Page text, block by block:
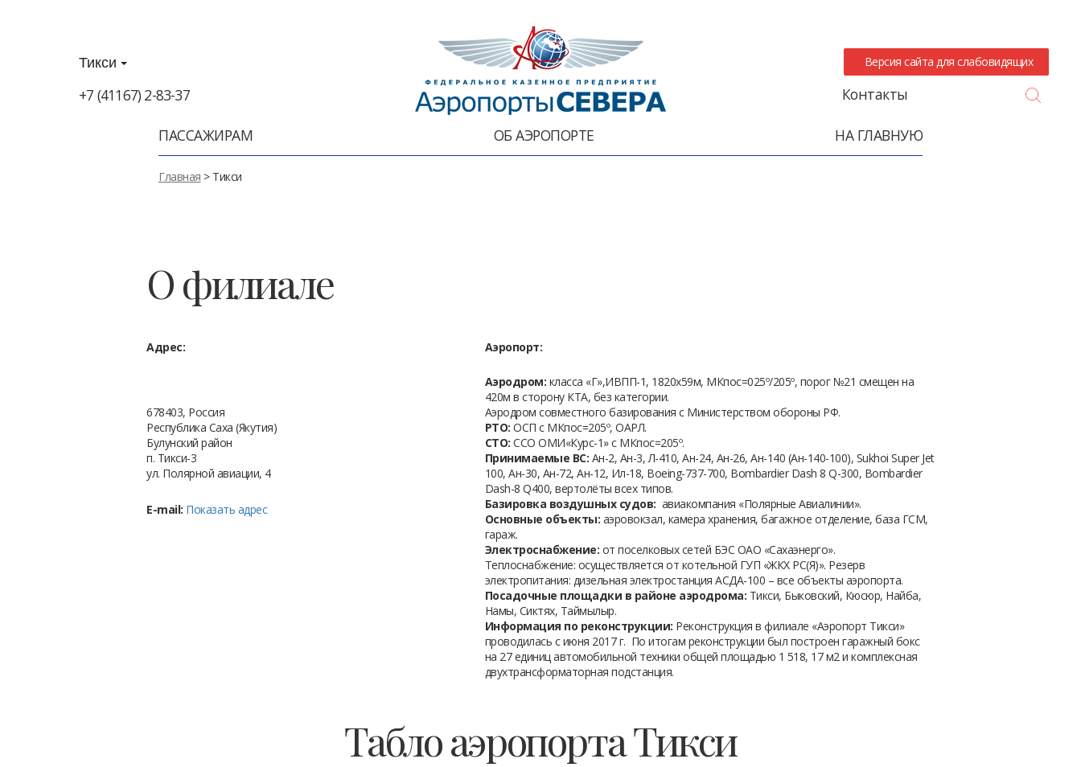
Тикси
+7 (41167) 2-83-37
Версия сайта для слабовидящих
Контакты
ПАССАЖИРАМ ОБ АЭРОПОРТЕ НА ГЛАВНУЮ
Главная > Тикси
О филиале
Адрес:
678403, Россия
Республика Саха (Якутия)
Булунский район
п. Тикси-3
ул. Полярной авиации, 4
E-mail: Показать адрес
Аэропорт:
Аэродром: класса «Г»,ИВПП-1, 1820х59м, МКпос=025º/205º, порог №21 смещен на
420м в сторону КТА, без категории.
Аэродром совместного базирования с Министерством обороны РФ.
РТО: ОСП с МКпос=205º, ОАРЛ.
СТО: ССО ОМИ«Курс-1» с МКпос=205º.
Принимаемые ВС: Ан-2, Ан-3, Л-410, Ан-24, Ан-26, Ан-140 (Ан-140-100), Sukhoi Super Jet
100, Ан-30, Ан-72, Ан-12, Ил-18, Воеing-737-700, Bombardier Dash 8 Q-300, Bombardier
Dash-8 Q400, вертолёты всех типов.
Базировка воздушных судов: авиакомпания «Полярные Авиалинии».
Основные объекты: аэровокзал, камера хранения, багажное отделение, база ГСМ,
гараж.
Электроснабжение: от поселковых сетей БЭС ОАО «Сахаэнерго».
Теплоснабжение: осуществляется от котельной ГУП «ЖКХ РС(Я)». Резерв
электропитания: дизельная электростанция АСДА-100 – все объекты аэропорта.
Посадочные площадки в районе аэродрома: Тикси, Быковский, Кюсюр, Найба,
Намы, Сиктях, Таймылыр.
Информация по реконструкции: Реконструкция в филиале «Аэропорт Тикси»
проводилась с июня 2017 г. По итогам реконструкции был построен гаражный бокс
на 27 единиц автомобильной техники общей площадью 1 518, 17 м2 и комплексная
двухтрансформаторная подстанция.
Табло аэропорта Тикси